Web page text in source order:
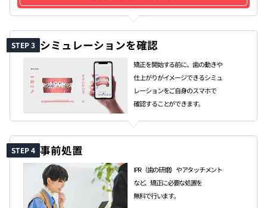
STEP 3 シミュレーションを確認
矯正を開始する前に、歯の動きや
仕上がりがイメージできるシミュ
レーションをご自身のスマホで
確認することができます。
STEP 4 事前処置
IPR（歯の研磨）やアタッチメント
など、矯正に必要な処置を
無料で行います。